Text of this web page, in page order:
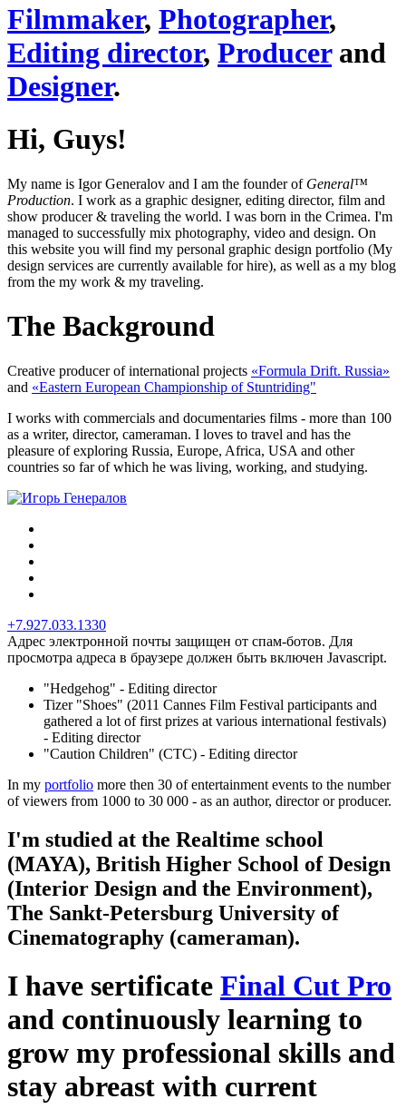
Filmmaker, Photographer,
Editing director, Producerand
Designer.
Hi, Guys!
My name is Igor Generalov and I am the founder of General™
Production. I work as a graphic designer, editing director, film and
show producer & traveling the world. I was born in the Crimea. I'm
managed to successfully mix photography, video and design. On
this website you will find my personal graphic design portfolio (My
design services are currently available for hire), as well as a my blog
from the my work & my traveling.
The Background
Creative producer of international projects «Formula Drift. Russia»
and «Eastern European Championship of Stuntriding"
I works with commercials and documentaries films - more than 100
as a writer, director, cameraman. I loves to travel and has the
pleasure of exploring Russia, Europe, Africa, USA and other
countries so far of which he was living, working, and studying.
+7.927.033.1330
Адрес электронной почты защищен от спам-ботов. Для
просмотра адреса в браузере должен быть включен Javascript.
"Hedgehog" - Editing director
Tizer "Shoes" (2011 Cannes Film Festival participants and
gathered a lot of first prizes at various international festivals)
- Editing director
"Caution Children" (CTC) - Editing director
In my portfolio more then 30 of entertainment events to the number
of viewers from 1000 to 30 000 - as an author, director or producer.
I'm studied at the Realtime school
(MAYA), British Higher School of Design
(Interior Design and the Environment),
The Sankt-Petersburg University of
Cinematography (cameraman).
I have sertificate Final Cut Pro
and continuously learning to
grow my professional skills and
stay abreast with current